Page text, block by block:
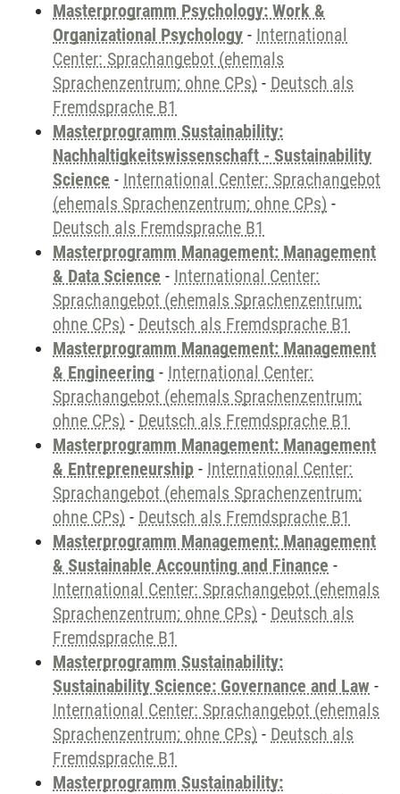
Masterprogramm Psychology: Work &
Organizational Psychology - International
Center: Sprachangebot (ehemals
Sprachenzentrum; ohne CPs) - Deutsch als
Fremdsprache B1
Masterprogramm Sustainability:
Nachhaltigkeitswissenschaft - Sustainability
Science - International Center: Sprachangebot
(ehemals Sprachenzentrum; ohne CPs) -
Deutsch als Fremdsprache B1
Masterprogramm Management: Management
& Data Science - International Center:
Sprachangebot (ehemals Sprachenzentrum;
ohne CPs) - Deutsch als Fremdsprache B1
Masterprogramm Management: Management
& Engineering - International Center:
Sprachangebot (ehemals Sprachenzentrum;
ohne CPs) - Deutsch als Fremdsprache B1
Masterprogramm Management: Management
& Entrepreneurship - International Center:
Sprachangebot (ehemals Sprachenzentrum;
ohne CPs) - Deutsch als Fremdsprache B1
Masterprogramm Management: Management
& Sustainable Accounting and Finance -
International Center: Sprachangebot (ehemals
Sprachenzentrum; ohne CPs) - Deutsch als
Fremdsprache B1
Masterprogramm Sustainability:
Sustainability Science: Governance and Law -
International Center: Sprachangebot (ehemals
Sprachenzentrum; ohne CPs) - Deutsch als
Fremdsprache B1
Masterprogramm Sustainability: